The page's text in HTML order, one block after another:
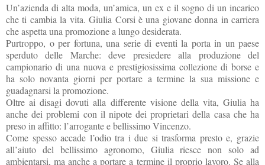
Un’azienda di alta moda, un’amica, un ex e il sogno di un incarico
che ti cambia la vita. Giulia Corsi è una giovane donna in carriera
che aspetta una promozione a lungo desiderata.
Purtroppo, o per fortuna, una serie di eventi la porta in un paese
sperduto delle Marche: deve presiedere alla produzione del
campionario di una nuova e prestigiosissima collezione di borse e
ha solo novanta giorni per portare a termine la sua missione e
guadagnarsi la promozione.
Oltre ai disagi dovuti alla differente visione della vita, Giulia ha
anche dei problemi con il nipote dei proprietari della casa che ha
preso in affitto: l’arrogante e bellissimo Vincenzo.
Come spesso accade l’odio tra i due si trasforma presto e, grazie
all’aiuto del bellissimo agronomo, Giulia riesce non solo ad
ambientarsi, ma anche a portare a termine il proprio lavoro. Se alla